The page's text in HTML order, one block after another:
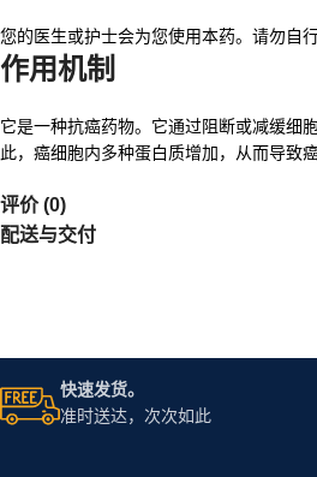
您的医生或护士会为您使用本药。请勿自行
作用机制
它是一种抗癌药物。它通过阻断或减缓细
此，癌细胞内多种蛋白质增加，从而导致癌
评价 (0)
配送与交付
快速发货。
准时送达，次次如此